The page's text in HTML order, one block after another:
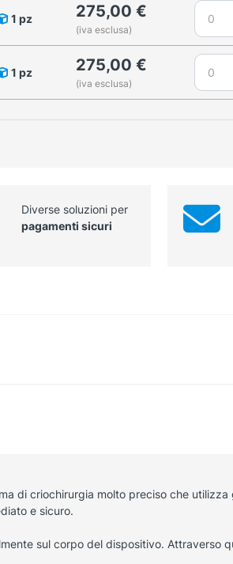
1 pz 275,00 €
(iva esclusa)
Cryoalfa
Super
punta
mm
per
1 pz 275,00 €
(iva esclusa)
Cryoalfa
Super
quantità
Diverse soluzioni per
pagamenti sicuri
di criochirurgia molto preciso che utilizza
e sicuro.
sul corpo del dispositivo. Attraverso